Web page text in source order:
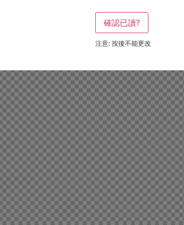
確認已讀?
注意: 按後不能更改